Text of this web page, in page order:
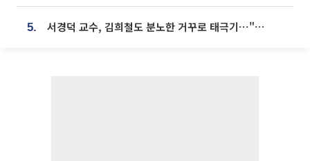
5. 서경덕 교수, 김희철도 분노한 거꾸로 태극기⋯"엉터리는 아냐, 아쉬울 뿐"